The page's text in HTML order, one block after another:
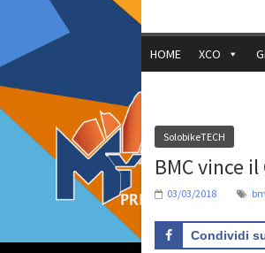
HOME XCO
SolobikeTECH
BMC vince
03/03/2018
Condividi